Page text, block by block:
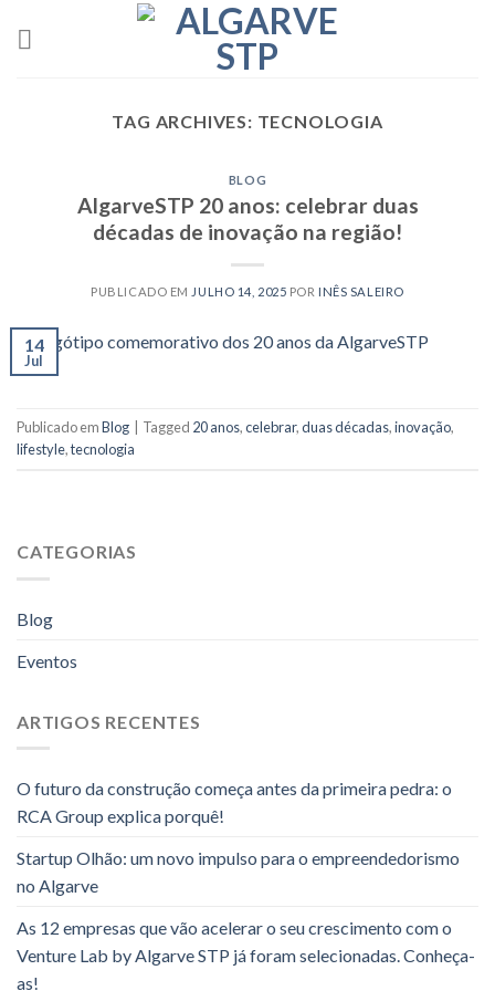
TAG ARCHIVES: TECNOLOGIA
BLOG
AlgarveSTP 20 anos: celebrar duas
décadas de inovação na região!
PUBLICADO EM JULHO 14, 2025 POR INÊS SALEIRO
14
Jul
Publicado emBlog Tagged 20 anos,celebrar,duas décadas,inovação,
lifestyle,tecnologia
CATEGORIAS
Blog
Eventos
ARTIGOS RECENTES
O futuro da construção começa antes da primeira pedra: o
RCA Group explica porquê!
Startup Olhão: um novo impulso para o empreendedorismo
no Algarve
As 12 empresas que vão acelerar o seu crescimento com o
Venture Lab by Algarve STP já foram selecionadas. Conheça-
as!